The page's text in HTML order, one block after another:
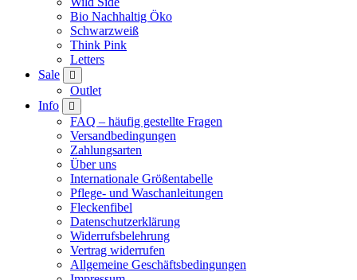
Bio Nachhaltig Öko
Schwarzweiß
Think Pink
Letters
Sale
Outlet
Info
FAQ – häufig gestellte Fragen
Versandbedingungen
Zahlungsarten
Über uns
Internationale Größentabelle
Pflege- und Waschanleitungen
Fleckenfibel
Datenschutzerklärung
Widerrufsbelehrung
Vertrag widerrufen
Allgemeine Geschäftsbedingungen